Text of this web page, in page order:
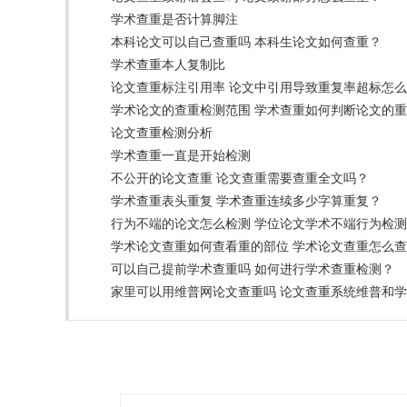
学术查重是否计算脚注
本科论文可以自己查重吗 本科生论文如何查重？
学术查重本人复制比
论文查重标注引用率 论文中引用导致重复率超标怎
学术论文的查重检测范围 学术查重如何判断论文的
论文查重检测分析
学术查重一直是开始检测
不公开的论文查重 论文查重需要查重全文吗？
学术查重表头重复 学术查重连续多少字算重复？
行为不端的论文怎么检测 学位论文学术不端行为检
学术论文查重如何查看重的部位 学术论文查重怎么
可以自己提前学术查重吗 如何进行学术查重检测？
家里可以用维普网论文查重吗 论文查重系统维普和